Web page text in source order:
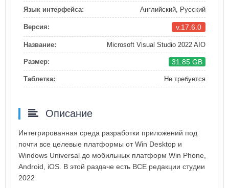
Язык интерфейса: Английский, Русский
Версия: v.17.6.0
Название: Microsoft Visual Studio 2022 AIO
Размер: 31.85 GB
Таблетка: Не требуется
Описание
Интегрированная среда разработки приложений под
почти все целевые платформы от Win Desktop и
Windows Universal до мобильных платформ Win Phone,
Android, iOS. В этой раздаче есть ВСЕ редакции студии
2022